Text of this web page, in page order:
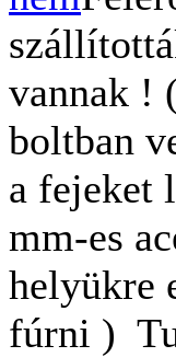
vannak !
boltban
a fejeket
mm-es
helyükre
fúrni )